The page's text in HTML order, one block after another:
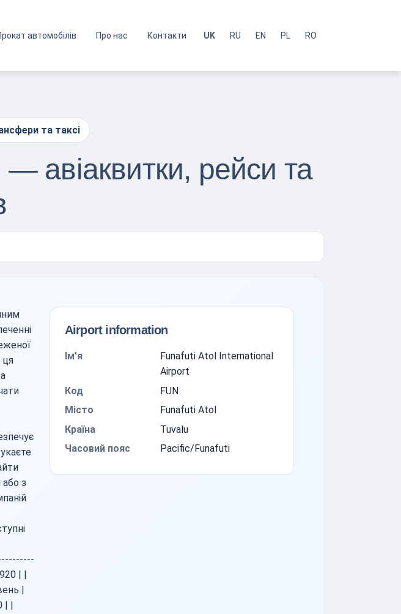
автомобілів Про нас Контакти UK RU EN PL RO
та таксі
авіаквитки, рейси та
ця
або з
| |
|
|
Airport information
Ім'я
Funafuti Atol International
Airport
Код
FUN
Місто
Funafuti Atol
Країна
Tuvalu
Часовий пояс
Pacific/Funafuti